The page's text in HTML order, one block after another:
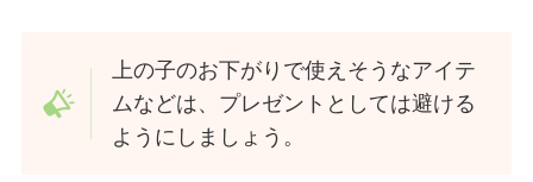
上の子のお下がりで使えそうなアイテ
ムなどは、プレゼントとしては避ける
ようにしましょう。